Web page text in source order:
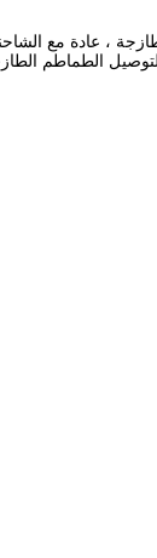
، عادة مع
الطماطم